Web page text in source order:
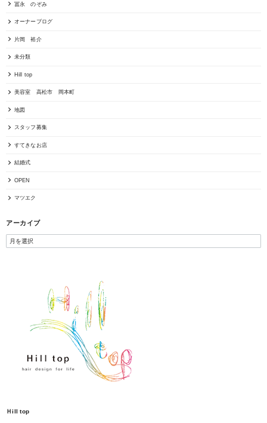
冨永 のぞみ
オーナーブログ
片岡 裕介
未分類
Hill top
美容室 高松市 岡本町
地図
スタッフ募集
すてきなお店
結婚式
OPEN
マツエク
アーカイブ
Ｈill top